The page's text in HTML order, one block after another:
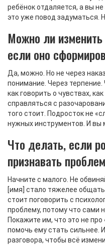
ребёнок отдаляется, а вы
это уже повод задуматься.
Можно ли
если оно
Да, можно. Но не через
понимание. Через
как говорить о чувствах,
справляться с
того стоит. Подросток не
нужных инструментов. И вы
Что делать, если
признавать
Начните с малого. Не
[имя] стало тяжелее
стоит поговорить с
проблему, потому что сами
Покажите им, что это не про
помочь ему стать сильнее.
разговора, чтобы всё